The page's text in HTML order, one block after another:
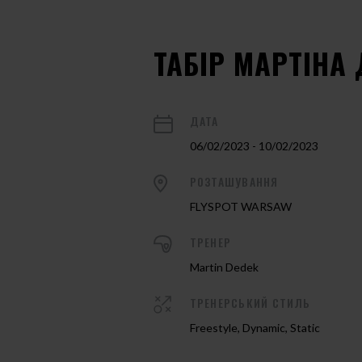
ТАБІР
06/02/2023 - 10/02/2023
FLYSPOT WARSAW
Martin Dedek
Freestyle, Dynamic, Static